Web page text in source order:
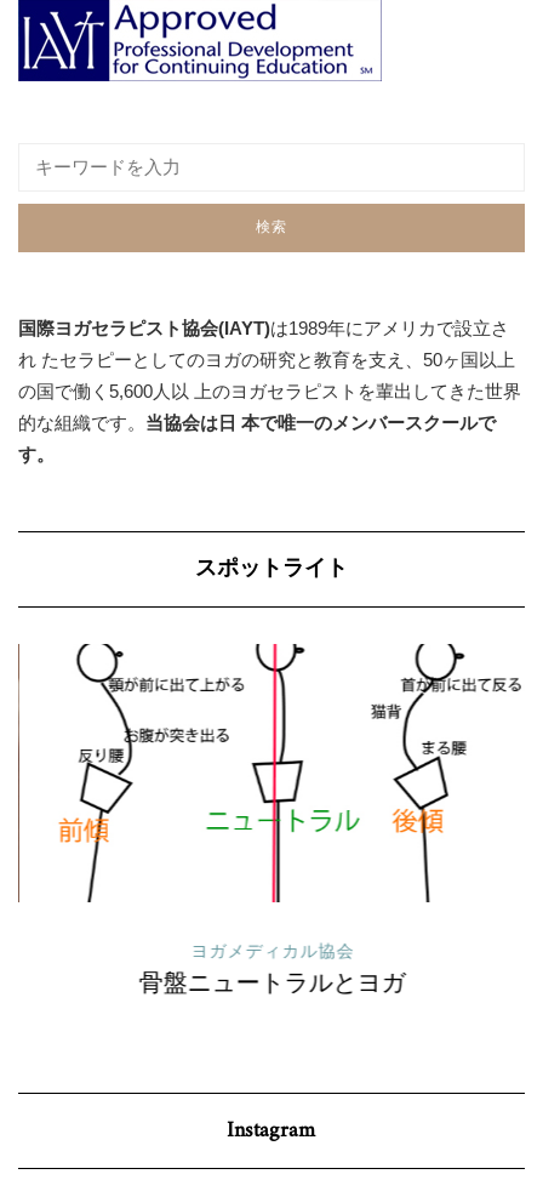
国際ヨガセラピスト協会(IAYT)は1989年にアメリカで設立さ
れ たセラピーとしてのヨガの研究と教育を支え、50ヶ国以上
の国で働く5,600人以 上のヨガセラピストを輩出してきた世界
的な組織です。 当協会は日 本で唯一のメンバースクールで
す。
スポットライト
ヨガメディカル協会
骨盤ニュートラルとヨガ
Instagram